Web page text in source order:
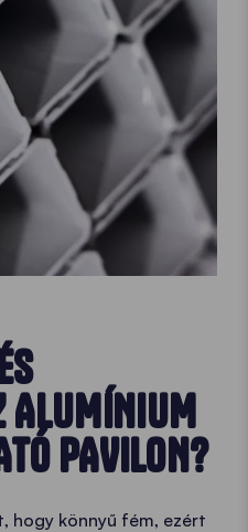
ALUMÍNIUM
PAVILON?
hogy könnyű fém, ezért